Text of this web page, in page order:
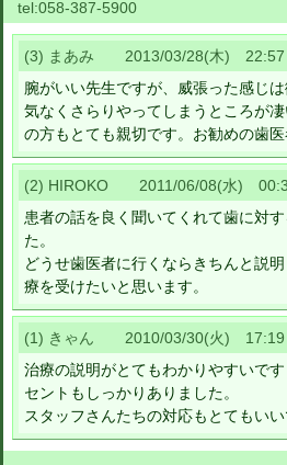
tel:058-387-5900
(3) まあみ 2013/03/28(木) 22:57
腕がいい先生ですが、威張った感じ
気なくさらりやってしまうところが
の方もとても親切です。お勧めの歯医
(2) HIROKO 2011/06/08(水)
患者の話を良く聞いてくれて歯に対
た。
どうせ歯医者に行くならきちんと説
療を受けたいと思います。
(1) きゃん 2010/03/30(火) 17:19
治療の説明がとてもわかりやすいで
セントもしっかりありました。
スタッフさんたちの対応もとてもいい